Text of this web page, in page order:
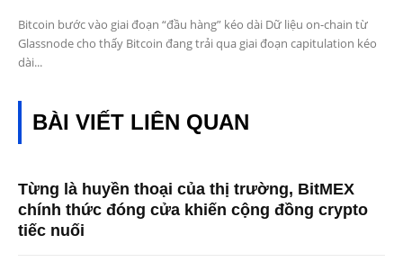
Bitcoin bước vào giai đoạn “đầu hàng” kéo dài Dữ liệu on-chain từ
Glassnode cho thấy Bitcoin đang trải qua giai đoạn capitulation kéo
dài...
BÀI VIẾT LIÊN QUAN
Từng là huyền thoại của thị trường, BitMEX
chính thức đóng cửa khiến cộng đồng crypto
tiếc nuối